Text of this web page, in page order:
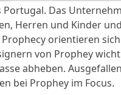
Portugal. Das
Herren und Kinder
orientieren
von Prophey
abheben.
bei Prophey im Focus.